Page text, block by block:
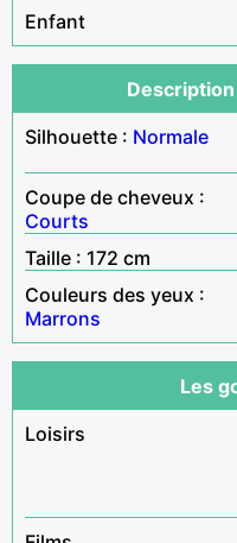
Enfant
Silhouette : Normale
Coupe de cheveux :
Courts
Taille : 172 cm
Couleurs des yeux :
Marrons
Les
Loisirs